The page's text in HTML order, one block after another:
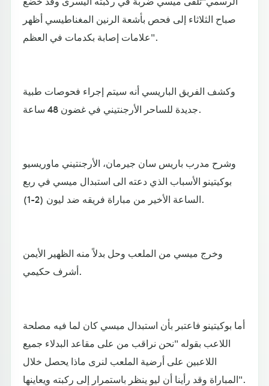
صباح الثلاثاء إلى فحص بأشعة الرنين المغناطيسي أظهر
علامات إصابة بكدمات في العظم".
وكشف الفريق الباريسي أنه سيتم إجراء فحوصات طبية
جديدة للساحر الأرجنتيني في غضون 48 ساعة.
وشرح مدرب باريس سان جيرمان، الأرجنتيني ماوريسيو
بوكيتينو الأسباب الذي دعته الى استبدال ميسي في ربع
الساعة الأخير من مباراة فريقه ضد ليون (2-1).
وخرج ميسي من الملعب وحل بدلاً منه الظهير الأيمن
أشرف حكيمي.
أما بوكيتينو فاعتبر بأن استبدال ميسي كان لما فيه مصلحة
اللاعب بقوله "نحن نراقب من على مقاعد البدلاء جميع
اللاعبين على أرضية الملعب لنرى ماذا يحصل خلال
المباراة وقد رأينا أن ليو ينظر باستمرار إلى ركبته ويعاينها".